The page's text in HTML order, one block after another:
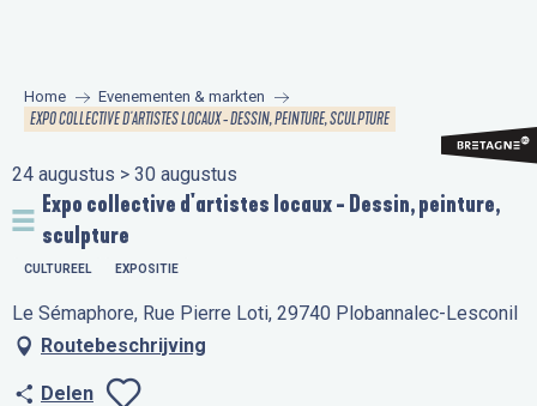
principal
Home Evenementen & markten
EXPO COLLECTIVE D'ARTISTES LOCAUX - DESSIN, PEINTURE, SCULPTURE
24 augustus > 30 augustus
Expo collective d'artistes locaux - Dessin, peinture,
sculpture
CULTUREEL EXPOSITIE
Le Sémaphore, Rue Pierre Loti, 29740 Plobannalec-Lesconil
Routebeschrijving
Delen